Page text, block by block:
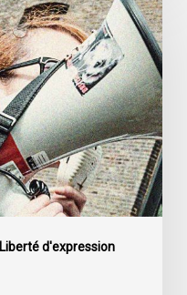
Liberté d'expression